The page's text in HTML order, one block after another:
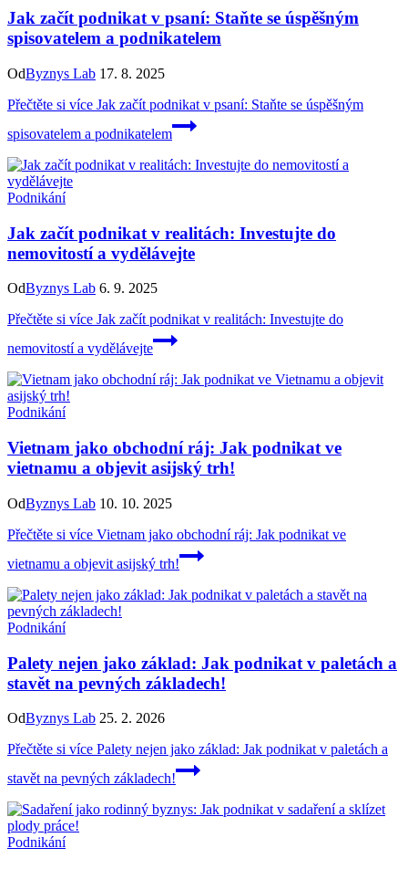
Jak začít podnikat v psaní: Staňte se úspěšným
spisovatelem a podnikatelem
OdByznys Lab 17. 8. 2025
Přečtěte si více Jak začít podnikat v psaní: Staňte se úspěšným
spisovatelem a podnikatelem
Podnikání
Jak začít podnikat v realitách: Investujte do
nemovitostí a vydělávejte
OdByznys Lab 6. 9. 2025
Přečtěte si více Jak začít podnikat v realitách: Investujte do
nemovitostí a vydělávejte
Podnikání
Vietnam jako obchodní ráj: Jak podnikat ve
vietnamu a objevit asijský trh!
OdByznys Lab 10. 10. 2025
Přečtěte si více Vietnam jako obchodní ráj: Jak podnikat ve
vietnamu a objevit asijský trh!
Podnikání
Palety nejen jako základ: Jak podnikat v paletách a
stavět na pevných základech!
OdByznys Lab 25. 2. 2026
Přečtěte si více Palety nejen jako základ: Jak podnikat v paletách a
stavět na pevných základech!
Podnikání